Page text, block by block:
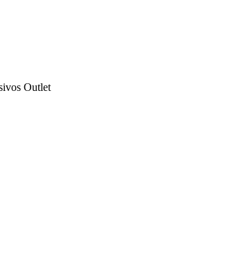
Outlet